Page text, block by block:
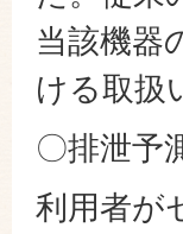
当該機器
ける取扱
〇排泄予
利用者が